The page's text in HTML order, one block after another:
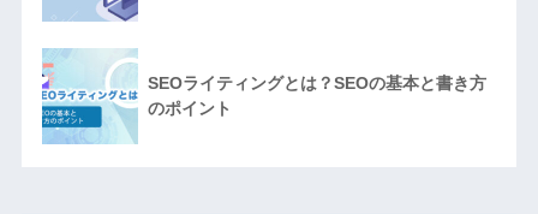
SEOライティングとは？SEOの基本と書き方
のポイント